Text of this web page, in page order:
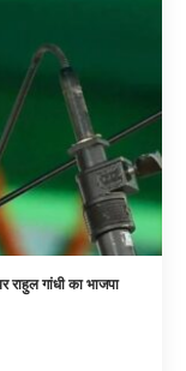
राहुल गांधी का भाजपा